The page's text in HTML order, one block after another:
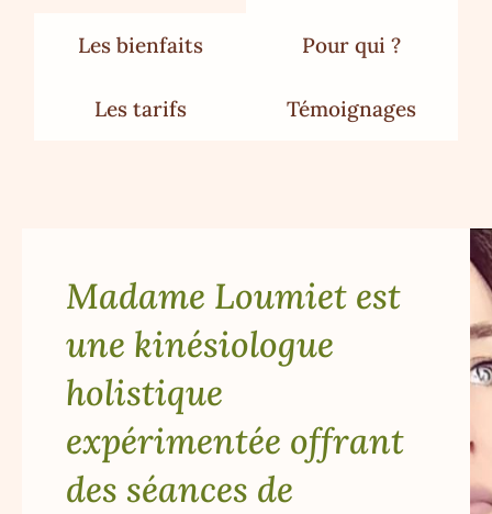
Les bienfaits Pour qui ?
Les tarifs Témoignages
Madame Loumiet est
une kinésiologue
holistique
expérimentée offrant
des séances de